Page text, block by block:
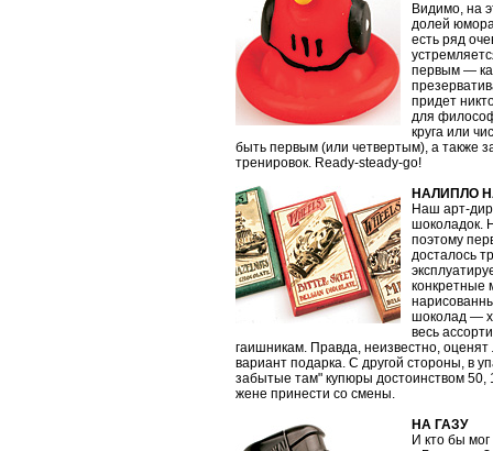
Видимо, на
долей
есть ряд
первым —
придет
для
круга или
быть первым (или четвертым), а также
тренировок. Ready-steady-go!
НАЛИПЛО
Наш арт-
шоколадок.
поэтому
досталось
конкретные
шоколад —
весь
гаишникам. Правда, неизвестно,
вариант подарка. С другой стороны, в
забытые там" купюры достоинством 50,
жене принести со смены.
НА ГАЗУ
И кто бы мог